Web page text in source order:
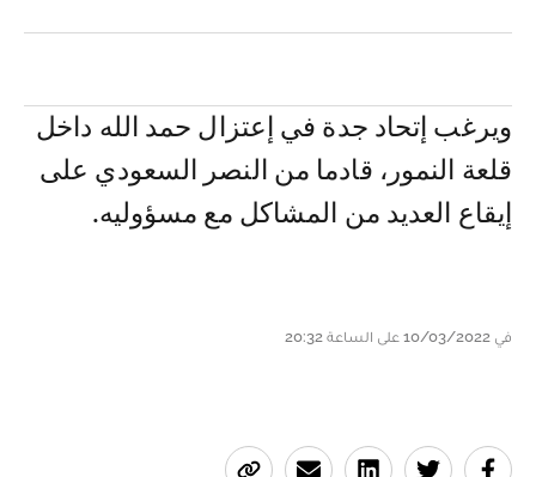
ويرغب إتحاد جدة في إعتزال حمد الله داخل
قلعة النمور، قادما من النصر السعودي على
إيقاع العديد من المشاكل مع مسؤوليه.
في 10/03/2022 على الساعة 20:32